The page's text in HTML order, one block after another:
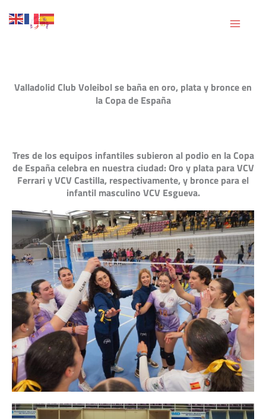
Ir
al
Valladolid Club Voleibol se baña en oro, plata y bronce en
la Copa de España
Tres de los equipos infantiles subieron al podio en la Copa
de España celebra en nuestra ciudad: Oro y plata para VCV
Ferrari y VCV Castilla, respectivamente, y bronce para el
infantil masculino VCV Esgueva.